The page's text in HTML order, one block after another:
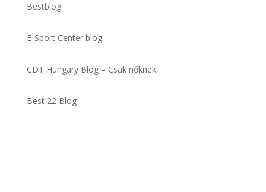
Bestblog
E-Sport Center blog
CDT Hungary Blog – Csak nőknek
Best 22 Blog